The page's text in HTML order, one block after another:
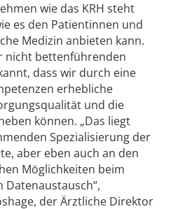
wie das KRH steht
es den Patientinnen und
Medizin anbieten kann.
nicht bettenführenden
dass wir durch eine
erhebliche
und die
können. „Das liegt
Spezialisierung der
aber eben auch an den
Möglichkeiten beim
der Ärztliche Direktor